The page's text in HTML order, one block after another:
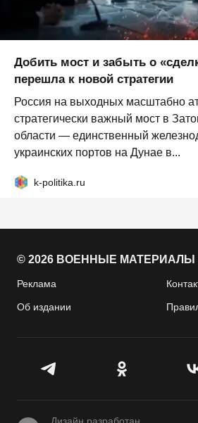
Добить мост и забыть о
перешла к новой стратегии
Россия на выходных масштабно
стратегически важный мост в
области — единственный
украинских портов на Дунае в...
k-politika.ru
© 2026 ВОЕННЫЕ МАТЕРИАЛЫ
Реклама
Об издании